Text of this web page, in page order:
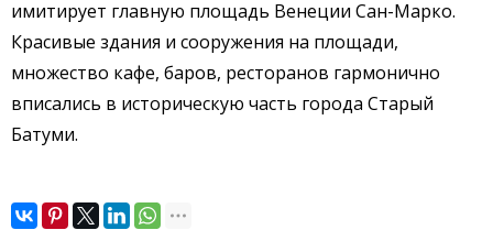
имитирует главную площадь Венеции Сан-Марко.
Красивые здания и сооружения на площади,
множество кафе, баров, ресторанов гармонично
вписались в историческую часть города Старый
Батуми.